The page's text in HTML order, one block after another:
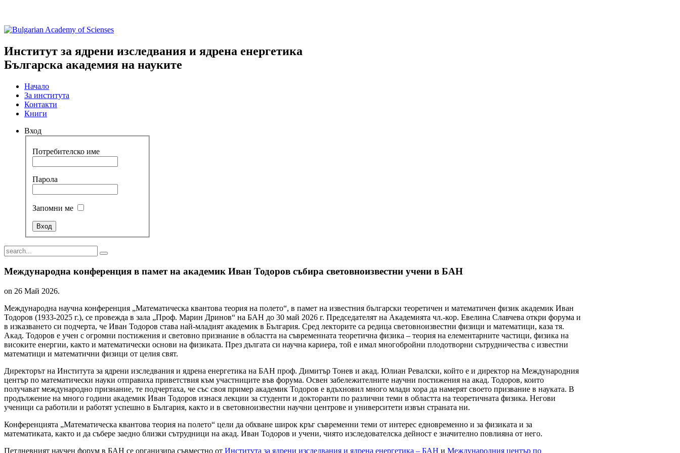
Институт за ядрени изследвания и ядрена енергетика
Българска академия на науките
Начало
За института
Контакти
Книги
Вход
Потребителско име
Парола
Запомни ме
Международна конференция в памет на академик Иван Тодоров събира световноизвестни учени в БАН
on 26 Май 2026.
Международна научна конференция „Математическа квантова теория на полето“, в памет на известния български теоретичен и математичен физик академик Иван
Тодоров (1933-2025 г.), се провежда в зала „Проф. Марин Дринов“ на БАН до 30 май 2026 г. Председателят на Академията чл.-кор. Евелина Славчева откри форума и
в изказването си подчерта, че Иван Тодоров става най-младият академик в България. Сред лекторите са редица световноизвестни физици и математици, каза тя.
Акад. Тодоров е учен с огромни постижения и световно признание в областта на съвременната теоретична физика – теория на елементарните частици, физика на
високите енергии, както и математически основи на физиката. През дългата си научна кариера, той е имал многобройни плодотворни сътрудничества с известни
математици и математични физици от целия свят.
Директорът на Института за ядрени изследвания и ядрена енергетика на БАН проф. Димитър Тонев и акад. Юлиан Ревалски, който е и директор на Международния
център по математически науки отправиха приветствия към участниците във форума. Освен забележителните научни постижения на акад. Тодоров, които
получават международно признание, те подчертаха, че със своя пример академик Тодоров е вдъхновил много млади хора да намерят своето призвание в науката. В
продължение на много години академик Иван Тодоров изнася лекции за студенти и докторанти по различни теми в областта на теоретичната физика. Негови
ученици са работили и работят успешно в България, както и в световноизвестни научни центрове и университети извън страната ни.
Конференцията „Математическа квантова теория на полето“ цели да обхване широк кръг съвременни теми от интерес едновременно и за физиката и за
математиката, както и да събере заедно близки сътрудници на акад. Иван Тодоров и учени, чиято изследователска дейност е значително повлияна от него.
Петдневният научен форум в БАН се организира съвместно от Института за ядрени изследвания и ядрена енергетика – БАН и Международния център по